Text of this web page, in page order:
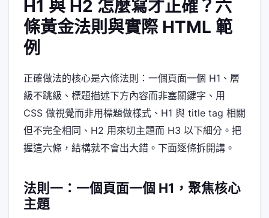
H1 與 H2 怎麼寫才正確？六
條黃金法則與實際 HTML 範
例
正確做法的核心是六條法則：一個頁面一個 H1、層
級不跳級、標題描述下方內容而非塞關鍵字、用
CSS 做視覺而非用標題做樣式、H1 與 title tag 相關
但不完全相同、H2 用來切主題而 H3 以下細分。把
握這六條，結構就不會出大錯。下面逐條拆開講。
法則一：一個頁面一個 H1，聚焦核心
主題